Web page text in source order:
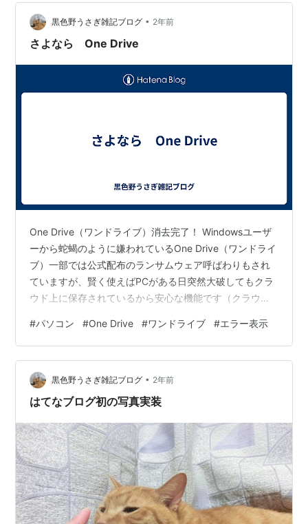
黒色野うさぎ雑記ブログ • 2年前
さよなら One Drive
One Drive（ワンドライブ）消去完了！ Windowsユーザ
ーから蛇蝎のように嫌われているOne Drive（ワンドライ
ブ）一部では公式配布のランサムウェア呼ばわりもされ
ていますが、賢く使えばPCがある日突然大破してもクラ
ウド上に保存されているから安心な機能です（クラウド
介してクラウドと呼ばれる保存場所にデータを保存でき
る機能、仕組みの総称です。 物理的ストレージ（HDD、
SSDなど）は破損からのデータが失われる可能性がゼロ
ではありません。 クラウドストレージの物理的本体があ
る場所は基本的には公開されていません。 大きな企業が
#パソコン #One Drive #ワンドライブ #エラー表示
黒色野うさぎ雑記ブログ • 2年前
はてなブログ初の写真実装